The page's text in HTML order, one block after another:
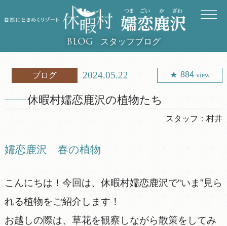
BLOG スタッフブログ
ブログ 2024.05.22 884 view
休暇村嬬恋鹿沢の植物たち
スタッフ：村井
嬬恋鹿沢 春の植物
こんにちは！今回は、休暇村嬬恋鹿沢で“いま”見ら
れる植物をご紹介します！
お越しの際は、草花を観察しながら散策をしてみ